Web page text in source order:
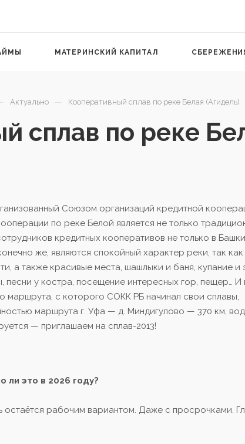
МАТЕРИНСКИЙ КАПИТАЛ
Актуально — Кооперативный сплав по реке Белая (Агидель)
сплав по реке
Союзом организаций кредитной
по реке Белой является не только
кредитных кооперативов не только в
же, являются спокойный характер реки, так как
а также красивые места, шашлыки и баня, купание и
песни у костра, посещение интересных гор, пещер… И
маршрута, с которого СОКК РБ начинал свои сплавы,
маршрута г. Уфа — д. Миндигулово — 370 км,
— приглашаем на сплав-2013!
ли это в 2026 году?
остаётся рабочим вариантом. Даже с просрочками.